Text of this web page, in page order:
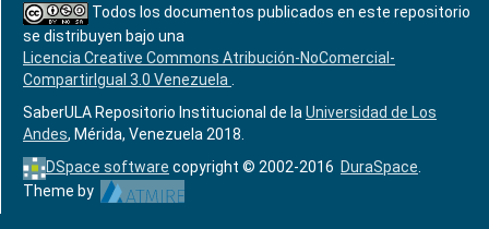
Todos los documentos publicados en este repositorio
se distribuyen bajo una
Licencia Creative Commons Atribución-NoComercial-
CompartirIgual 3.0 Venezuela
SaberULA Repositorio Institucional de la Universidad de Los
Andes, Mérida, Venezuela 2018.
DSpace software copyright © 2002-2016 DuraSpace
Theme by